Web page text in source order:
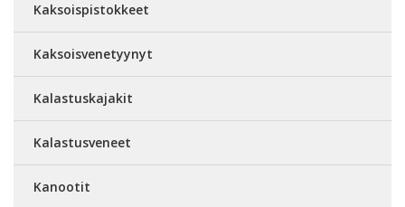
Kaksoispistokkeet
Kaksoisvenetyynyt
Kalastuskajakit
Kalastusveneet
Kanootit